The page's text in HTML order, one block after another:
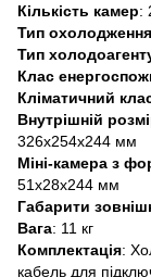
Кількість камер:
Тип охолодження
Тип
Клас
Кліматичний
Внутрішній
326x254x244 мм
Міні-камера з
51x28x244 мм
Габарити
Вага: 11 кг
Комплектація:
кабель для